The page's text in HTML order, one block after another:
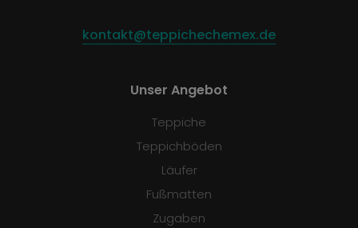
kontakt@teppichechemex.de
Unser Angebot
Teppiche
Teppichböden
Läufer
Fußmatten
Zugaben